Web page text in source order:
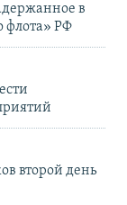
в
флота» РФ
второй день